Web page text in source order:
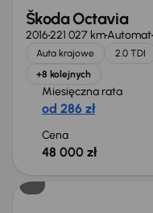
Škoda Octavia
2016221 027 kmAutomat
Auta krajowe 2.0 TDI
+8 kolejnych
Miesięczna rata
od 286 zł
Cena
48 000 zł
Taniej o 1 000 zł